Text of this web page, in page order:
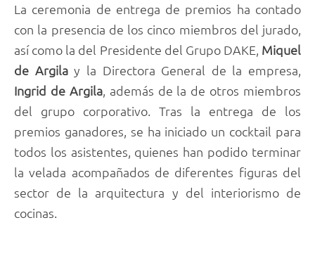
La ceremonia de entrega de premios ha contado
con la presencia de los cinco miembros del jurado,
así como la del Presidente del Grupo DAKE, Miquel
de Argilay la Directora General de la empresa,
Ingrid de Argila, además de la de otros miembros
del grupo corporativo. Tras la entrega de los
premios ganadores, se ha iniciado un cocktail para
todos los asistentes, quienes han podido terminar
la velada acompañados de diferentes figuras del
sector de la arquitectura y del interiorismo de
cocinas.